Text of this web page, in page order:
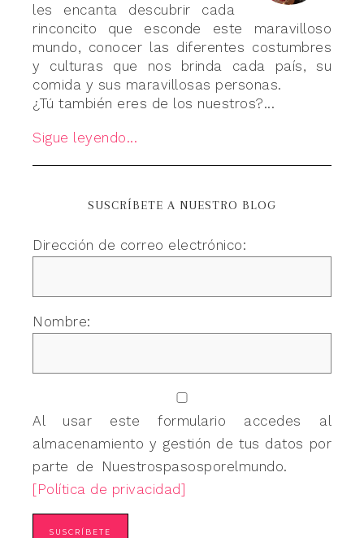
les encanta descubrir cada
rinconcito que esconde este maravilloso
mundo, conocer las diferentes costumbres
y culturas que nos brinda cada país, su
comida y sus maravillosas personas.
¿Tú también eres de los nuestros?...
Sigue leyendo...
SUSCRÍBETE A NUESTRO BLOG
Dirección de correo electrónico:
Nombre:
Al usar este formulario accedes al
almacenamiento y gestión de tus datos por
parte de Nuestrospasosporelmundo.
[Política de privacidad]